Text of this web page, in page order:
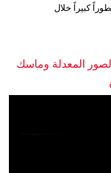
كبيراً خلال
المعدلة وماسك